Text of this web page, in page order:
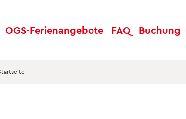
OGS-Ferienangebote FAQ Buchung